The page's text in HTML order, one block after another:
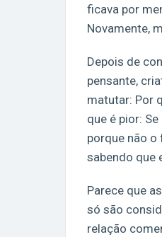
ficava por
Novamente,
Depois de
pensante,
matutar: Por
que é pior:
porque não o
sabendo que
Parece que
só são
relação